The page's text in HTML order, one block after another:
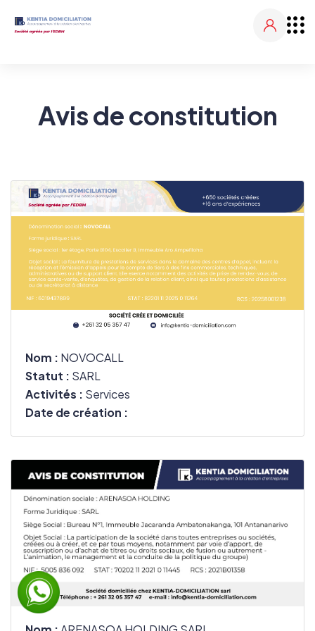
Avis de constitution
Nom : NOVOCALL
Statut : SARL
Activités : Services
Date de création :